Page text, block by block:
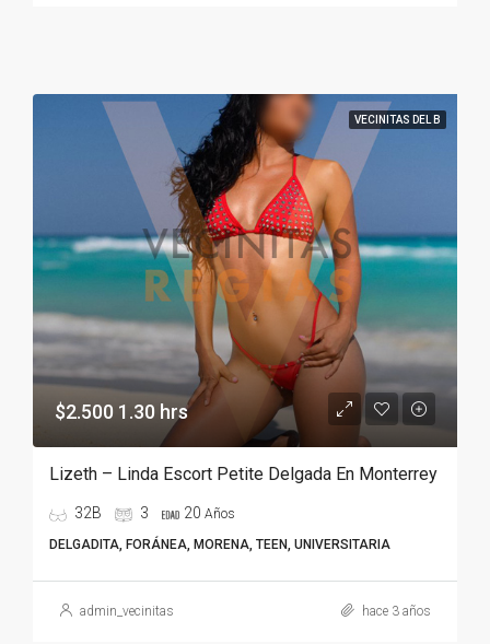
VECINITAS DEL B
$2.500 1.30 hrs
Lizeth – Linda Escort Petite Delgada En Monterrey
32B 3 20 Años
DELGADITA, FORÁNEA, MORENA, TEEN, UNIVERSITARIA
admin_vecinitas hace 3 años